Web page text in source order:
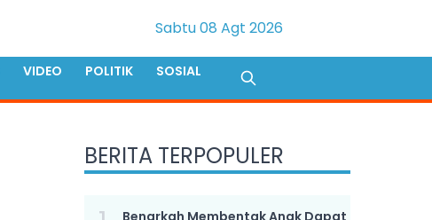
Sabtu 08 Agt 2026
VIDEO POLITIK SOSIAL
BERITA TERPOPULER
Benarkah Membentak Anak Dapat